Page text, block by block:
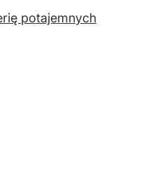
potajemnych